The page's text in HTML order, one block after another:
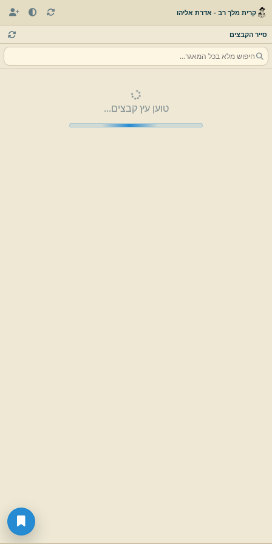
קרית מלך רב - אדרת אליהו
סייר הקבצים
טוען עץ קבצים...